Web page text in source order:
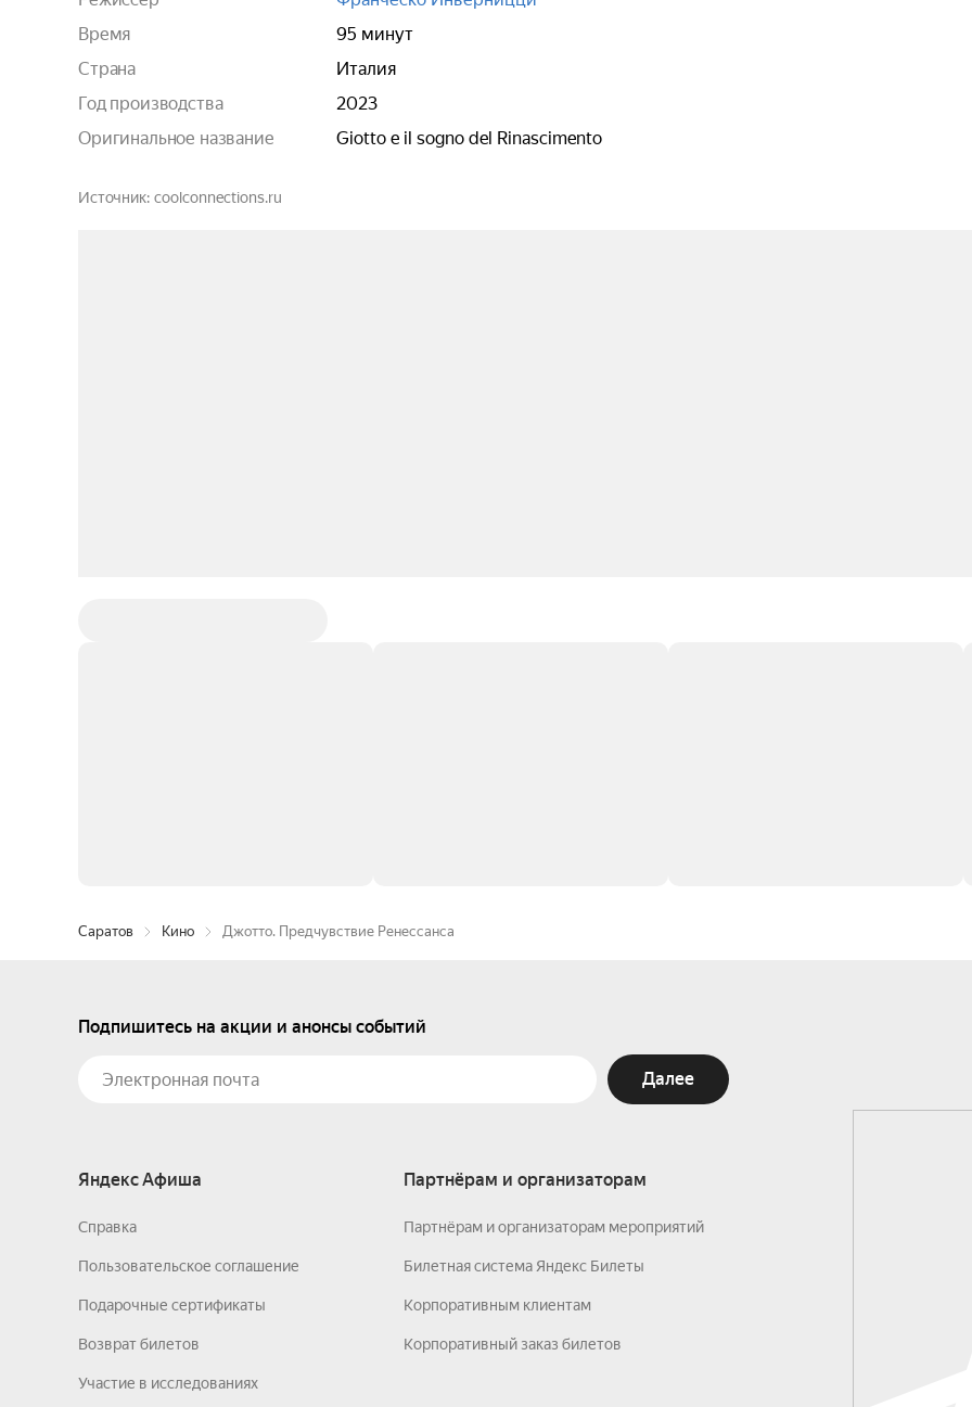
Время
95 минут
Страна
Италия
Год производства
2023
Оригинальное название
Giotto e il sogno del Rinascimento
Источник coolconnections.ru
Саратов Кино Джотто. Предчувствие Ренессанса
Подпишитесь на акции и анонсы событий
Далее
Яндекс Афиша
Справка
Пользовательское соглашение
Подарочные сертификаты
Возврат билетов
Участие в исследованиях
Партнёрам и организаторам
Партнёрам и организаторам мероприятий
Билетная система Яндекс Билеты
Корпоративным клиентам
Корпоративный заказ билетов